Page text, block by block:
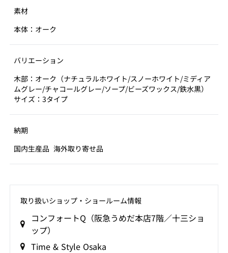
素材
本体：オーク
バリエーション
木部：オーク（ナチュラルホワイト/スノーホワイト/ミディア
ムグレー/チャコールグレー/ソープ/ビーズワックス/鉄水黒）
サイズ：3タイプ
納期
国内生産品 海外取り寄せ品
取り扱いショップ‧ショールーム情報
コンフォートQ（阪急うめだ本店7階／十三ショ
ップ）
Time & Style Osaka